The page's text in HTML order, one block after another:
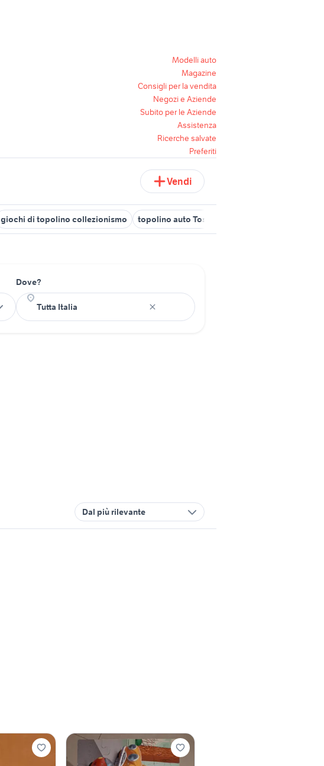
Modelli auto
Magazine
Consigli per la vendita
Negozi e Aziende
Subito per le Aziende
Assistenza
Ricerche salvate
Preferiti
Vendi
giochi di topolino collezionismo topolino auto Toscana
Dove?
Dal più rilevante